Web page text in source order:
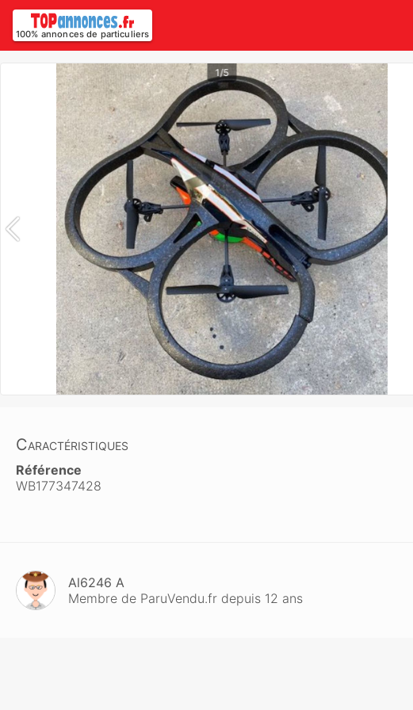
100% annonces de particuliers
1/5
Caractéristiques
Référence
WB177347428
Al6246 A
Membre de ParuVendu.fr depuis 12 ans